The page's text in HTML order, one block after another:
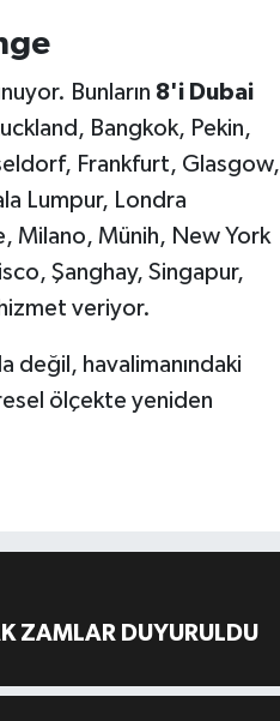
Bunların 8'i Dubai
Bangkok, Pekin,
Frankfurt, Glasgow,
Lumpur, Londra
Milano, Münih, New York
Şanghay, Singapur,
veriyor.
değil, havalimanındaki
ölçekte yeniden
ZAMLAR DUYURULDU